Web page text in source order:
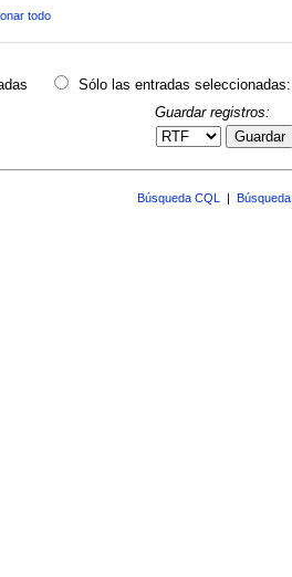
todo
Sólo las entradas seleccionadas:
Guardar registros:
Guardar
Búsqueda CQL